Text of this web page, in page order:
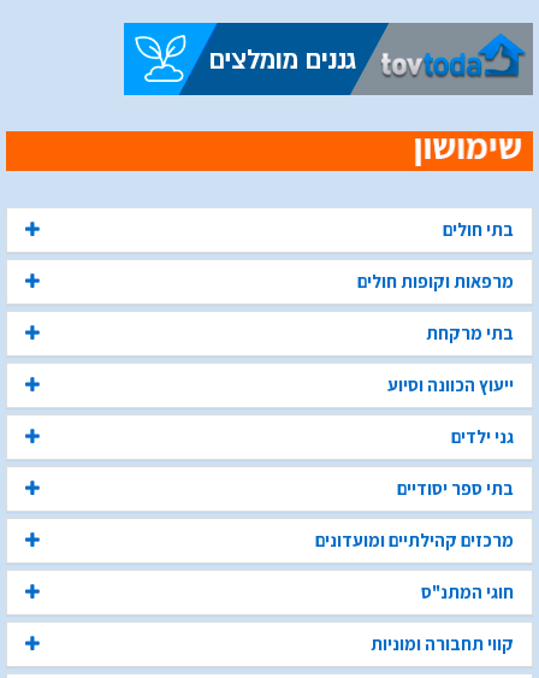
בתי חולים
מרפאות וקופות חולים
בתי מרקחת
ייעוץ הכוונה וסיוע
גני ילדים
בתי ספר יסודיים
מרכזים קהילתיים ומועדונים
חוגי המתנ"ס
קווי תחבורה ומוניות